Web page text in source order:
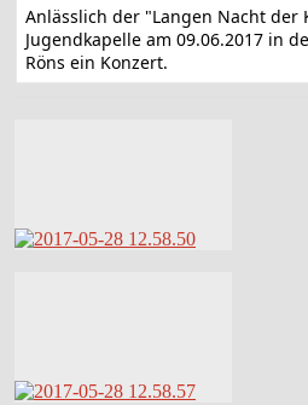
Anlässlich der "Langen Nacht der
Jugendkapelle am 09.06.2017 in
Röns ein Konzert.